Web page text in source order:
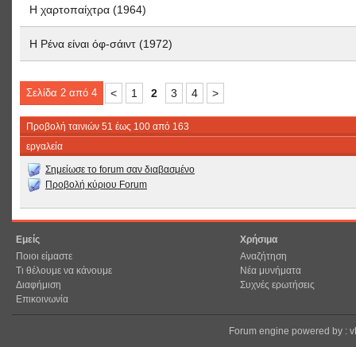
Η χαρτοπαίχτρα (1964)
Η Ρένα είναι όφ-σάιντ (1972)
Σελίδα 2 από 4 < 1 2 3 4 >
Προβολή ταινιών 51 έως 100 από 163
εργαλεία
Σημείωσε το forum σαν διαβασμένο
Προβολή κύριου Forum
Εμείς
Ποιοι είμαστε
Τι θέλουμε να κάνουμε
Διαφήμιση
Επικοινωνία
Χρήσιμα
Αναζήτηση
Νέα μυνήματα
Συχνές ερωτήσεις
Forum engine powered by :